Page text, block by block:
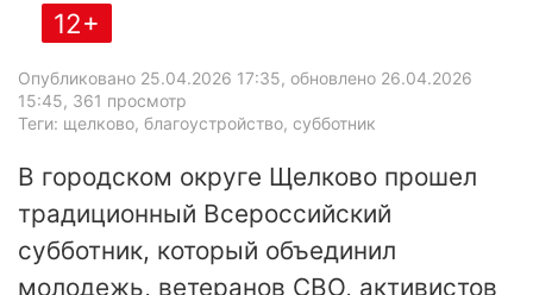
12+
Опубликовано 25.04.2026 17:35, обновлено 26.04.2026
15:45, 361 просмотр
Теги: щелково, благоустройство, субботник
В городском округе Щелково прошел
традиционный Всероссийский
субботник, который объединил
молодежь, ветеранов СВО, активистов